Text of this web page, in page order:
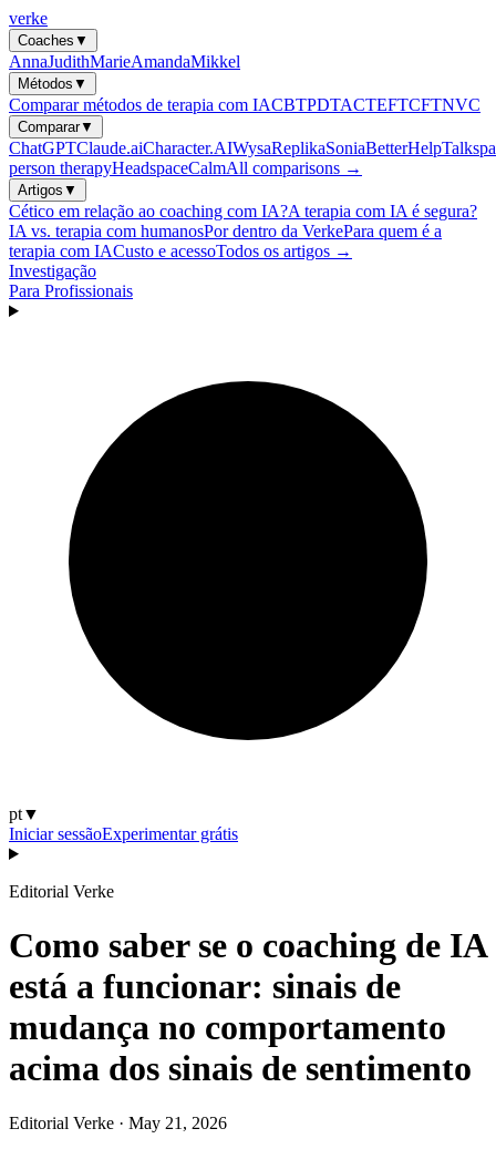
verke
Coaches ▼
AnnaJudithMarieAmandaMikkel
Métodos ▼
Comparar métodos de terapia com IACBTPDTACTEFTCFTNVC
Comparar▼
ChatGPTClaude.aiCharacter.AIWysaReplikaSoniaBetterHelp
person therapyHeadspaceCalmAll comparisons →
Artigos ▼
Cético em relação ao coaching com IA?A terapia com IA é segura?
IA vs. terapia com humanosPor dentro da VerkePara quem é a
terapia com IACusto e acessoTodos os artigos →
Investigação
Para Profissionais
pt▼
Iniciar sessãoExperimentar grátis
Editorial Verke
Como saber se o coaching de IA
está a funcionar: sinais de
mudança no comportamento
acima dos sinais de sentimento
Editorial Verke · May 21, 2026